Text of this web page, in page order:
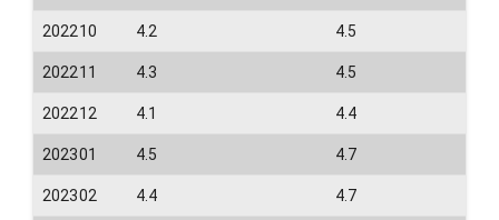
202210 4.2 4.5
202211 4.3 4.5
202212 4.1 4.4
202301 4.5 4.7
202302 4.4 4.7